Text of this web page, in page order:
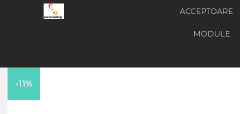
ACCEPTOARE
MODULE
-11%